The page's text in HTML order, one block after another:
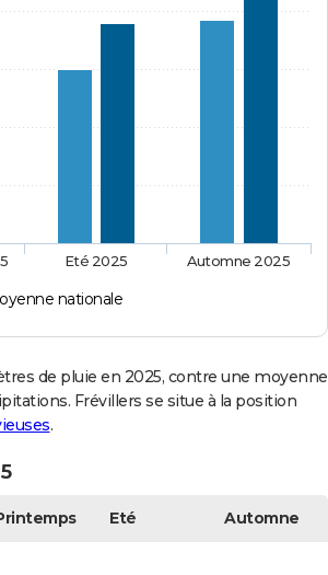
nationale
Eté 2025 Automne 2025
de pluie en 2025, contre une moyenne
Frévillers se situe à la position
.
Eté Automne